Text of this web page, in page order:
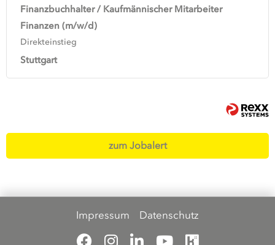
Finanzbuchhalter / Kaufmännischer Mitarbeiter
Finanzen (m/w/d)
Direkteinstieg
Stuttgart
zum Jobalert
Impressum Datenschutz